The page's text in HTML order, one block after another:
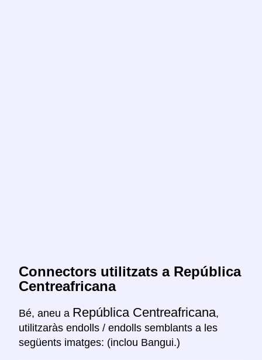
Connectors utilitzats a República
Centreafricana
Bé, aneu a República Centreafricana,
utilitzaràs endolls / endolls semblants a les
següents imatges: (inclou Bangui.)